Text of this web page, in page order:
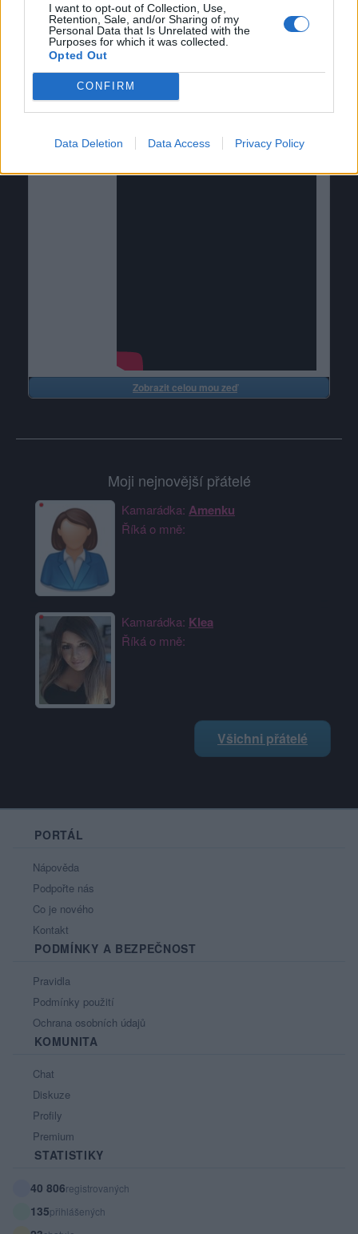
I want to opt-out of Collection, Use,
Retention, Sale, and/or Sharing of my
Personal Data that Is Unrelated with the
Purposes for which it was collected.
Opted Out
CONFIRM
Data Deletion Data Access Privacy Policy
Amenku
Zobrazit celou mou zeď
Moji nejnovější přátelé
Kamarádka: Amenku
Říká o mně:
Kamarádka: Klea
Říká o mně:
Všichni přátelé
PORTÁL
Nápověda
Podpořte nás
Co je nového
Kontakt
PODMÍNKY A BEZPEČNOST
Pravidla
Podmínky použití
Ochrana osobních údajů
KOMUNITA
Chat
Diskuze
Profily
Premium
STATISTIKY
40 806registrovaných
135přihlášených